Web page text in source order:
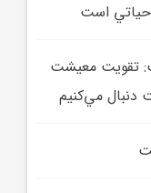
است
تقويت معيشت
دنبال مي‌کنيم